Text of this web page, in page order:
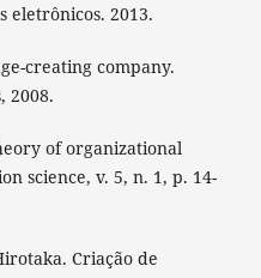
eletrônicos. 2013.
creating company.
2008.
of organizational
science, v. 5, n. 1, p. 14-
Criação de